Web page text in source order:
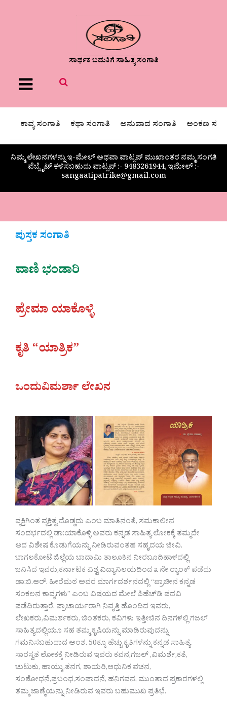
ಸಾರ್ಥಕ ಬದುಕಿಗೆ ಸಾಹಿತ್ಯ ಸಂಗಾತಿ
Menu
ಕಾವ್ಯ ಸಂಗಾತಿ ಕಥಾ ಸಂಗಾತಿ ಅನುವಾದ ಸಂಗಾತಿ ಅಂಕಣ
ನಿಮ್ಮ ಲೇಖನಗಳನ್ನು ಇ-ಮೇಲ್ ಅಥವಾ ವಾಟ್ಸಪ್ ಮುಖಾಂತರ ನಮ್ಮ ಸಂಗತಿ
ವೆಬ್ಸೈಟ್ ಕಳಿಸಬಹುದು ವಾಟ್ಸಪ್‌ :- 9483261944, ಇಮೇಲ್ :-
sangaatipatrike@gmail.com
ಪುಸ್ತಕ ಸಂಗಾತಿ
ವಾಣಿ ಭಂಡಾರಿ
ಪ್ರೇಮಾ ಯಾಕೊಳ್ಳಿ
ಕೃತಿ “ಯಾತ್ರಿಕ”
ಒಂದುವಿಮರ್ಶಾ ಲೇಖನ
ವ್ಯಕ್ತಿಗಿಂತ ವ್ಯಕ್ತಿತ್ವ ದೊಡ್ಡದು ಎಂಬ ಮಾತಿನಂತೆ, ಸಮಕಾಲೀನ
ಸಂದರ್ಭದಲ್ಲಿ ಡಾ:ಯಾಕೊಳ್ಳಿ ಅವರು ಕನ್ನಡ ಸಾಹಿತ್ಯ ಲೋಕಕ್ಕೆ ತಮ್ಮದೇ
ಆದ ವಿಶೇಷ ಕೊಡುಗೆಯನ್ನು ನೀಡಿರುವಂತಹ ಸಹೃದಯ ಜೀವಿ.
ಬಾಗಲಕೋಟೆ ಜಿಲ್ಲೆಯ ಬಾದಾಮಿ ತಾಲೂಕಿನ ನೀರಬೂದಿಹಾಳದಲ್ಲಿ
ಜನಿಸಿದ ಇವರು,ಕರ್ನಾಟಕ ವಿಶ್ವ ವಿದ್ಯಾನಿಲಯದಿಂದ ೩ ನೇ ರ‌್ಯಾಂಕ್ ಪಡೆದು
ಡಾ:ಬಿ.ಆರ್. ಹೀರೆಮಠ ಅವರ ಮಾರ್ಗದರ್ಶನದಲ್ಲಿ “ಪ್ರಾಚೀನ ಕನ್ನಡ
ಸಂಕಲನ ಕಾವ್ಯಗಳು” ಎಂಬ ವಿಷಯದ ಮೇಲೆ ಪಿಹೆಚ್‌ಡಿ ಪದವಿ
ಪಡೆದಿರುತ್ತಾರೆ. ಪ್ರಾಚಾರ್ಯರಾಗಿ ನಿವೃತ್ತಿ ಹೊಂದಿದ ಇವರು,
ಲೇಖಕರು,ವಿಮರ್ಶಕರು, ಚಿಂತಕರು, ಕವಿಗಳು ಇತ್ತೀಚಿನ ದಿನಗಳಲ್ಲಿ ಗಜಲ್
ಸಾಹಿತ್ಯದಲ್ಲಿಯೂ ಸಹ ತಮ್ಮ ಕೃಷಿಯನ್ನು ಮಾಡಿರುವುದನ್ನು
ಗಮನಿಸಬಹುದಾದ ಅಂಶ. 50ಕ್ಕೂ ಹೆಚ್ಚು ಕೃತಿಗಳನ್ನು ಕನ್ನಡ ಸಾಹಿತ್ಯ
ಸಾರಸ್ವತ ಲೋಕಕ್ಕೆ ನೀಡಿರುವ ಇವರು ಕವನ,ಗಜಲ್ ,ವಿಮರ್ಶೆ,ಕತೆ,
ಚುಟುಕು, ಹಾಯ್ಕು,ತನಗ, ಶಾಯರಿ,ಆಧುನಿಕ ವಚನ,
ಸಂಶೋಧನೆ,ಪ್ರಬಂಧ,ಸಂಪಾದನೆ, ಹನಿಗವನ, ಮುಂತಾದ ಪ್ರಕಾರಗಳಲ್ಲಿ
ತಮ್ಮ ಜಾಣ್ಮೆಯನ್ನು ನೀಡಿರುವ ಇವರು ಬಹುಮುಖ ಪ್ರತಿಭೆ.